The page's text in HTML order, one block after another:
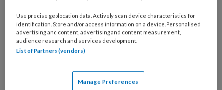
Bekijk de mogelijkheden
Al abonnee?Log dan in
Reageer op dit artikel
Use precise geolocation data. Actively scan device characteristics for
identification. Store and/or access information on a device. Personalised
advertising and content, advertising and content measurement,
audience research and services development.
List of Partners (vendors)
Manage Preferences